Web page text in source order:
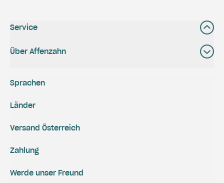
Service
Über Affenzahn
Versand Österreich
Zahlung
Werde unser Freund
Sprachen
Länder